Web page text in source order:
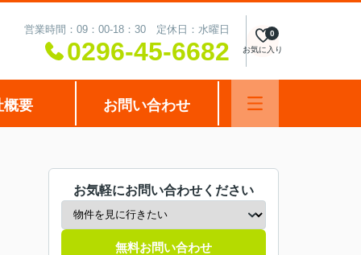
営業時間：09：00-18：30 定休日：水曜日
0296-45-6682 お気に入り
0
概要 お問い合わせ
お気軽にお問い合わせください
無料お問い合わせ